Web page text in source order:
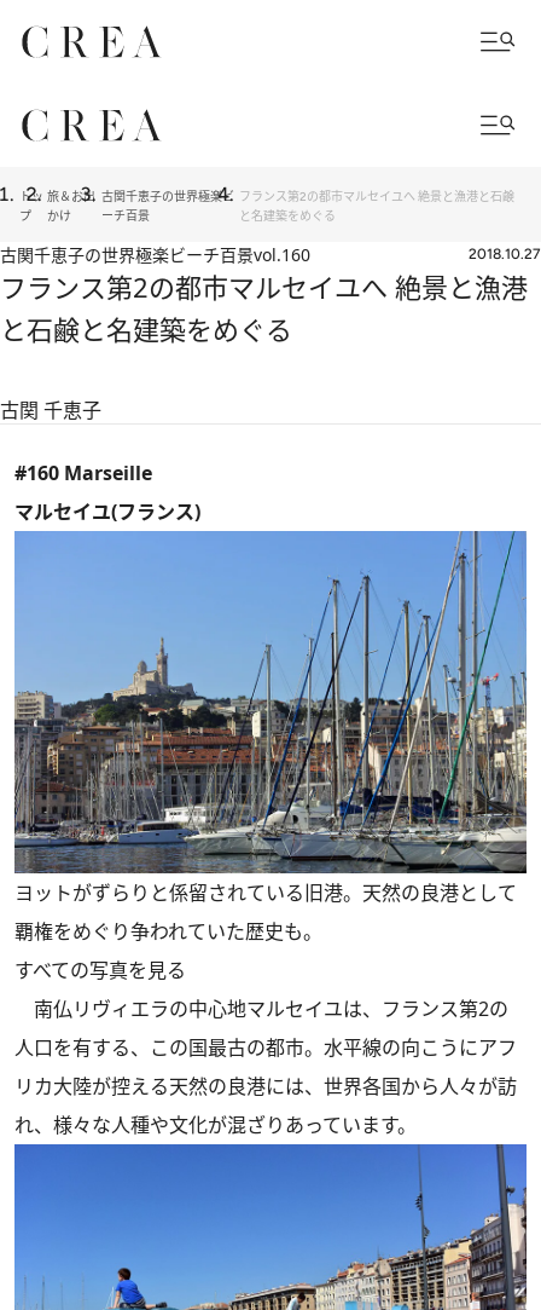
トッ
プ
旅＆お出
かけ
古関千恵子の世界極楽ビ
ーチ百景
フランス第2の都市マルセイユへ 絶景と漁港と石鹸
と名建築をめぐる
古関千恵子の世界極楽ビーチ百景vol.160 2018.10.27
フランス第2の都市マルセイユへ 絶景と漁港
と石鹸と名建築をめぐる
古関 千恵子
#160 Marseille
マルセイユ(フランス)
ヨットがずらりと係留されている旧港。天然の良港として
覇権をめぐり争われていた歴史も。
すべての写真を見る
南仏リヴィエラの中心地マルセイユは、フランス第2の
人口を有する、この国最古の都市。水平線の向こうにアフ
リカ大陸が控える天然の良港には、世界各国から人々が訪
れ、様々な人種や文化が混ざりあっています。